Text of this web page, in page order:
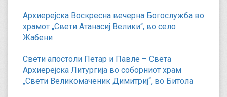
Архиерејска Воскресна вечерна Богослужба во
храмот „Свети Атанасиј Велики“, во село
Жабени
Свети апостоли Петар и Павле – Света
Архиерејска Литургија во соборниот храм
„Свети Великомаченик Димитриј“, во Битола